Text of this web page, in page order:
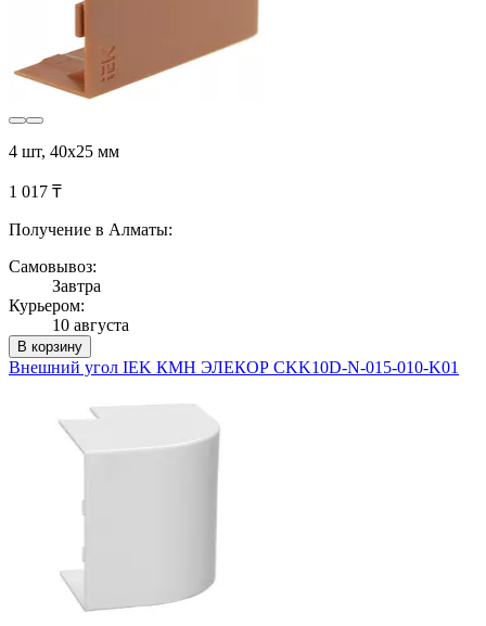
4 шт, 40х25 мм
1 017 ₸
Получение в Алматы:
Самовывоз:
Завтра
Курьером:
10 августа
В корзину
Внешний угол IEK КМН ЭЛЕКОР CKK10D-N-015-010-K01